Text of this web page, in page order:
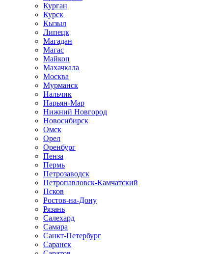
Курган
Курск
Кызыл
Липецк
Магадан
Магас
Майкоп
Махачкала
Москва
Мурманск
Нальчик
Нарьян-Мар
Нижний Новгород
Новосибирск
Омск
Орел
Оренбург
Пенза
Пермь
Петрозаводск
Петропавловск-Камчатский
Псков
Ростов-на-Дону
Рязань
Салехард
Самара
Санкт-Петербург
Саранск